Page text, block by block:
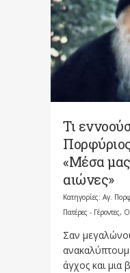
Τι
«Μέσα
αιώνες»
Κατηγορίες: Αγ.
Πατέρες - Γέροντες,
Σαν
άγχος και μια